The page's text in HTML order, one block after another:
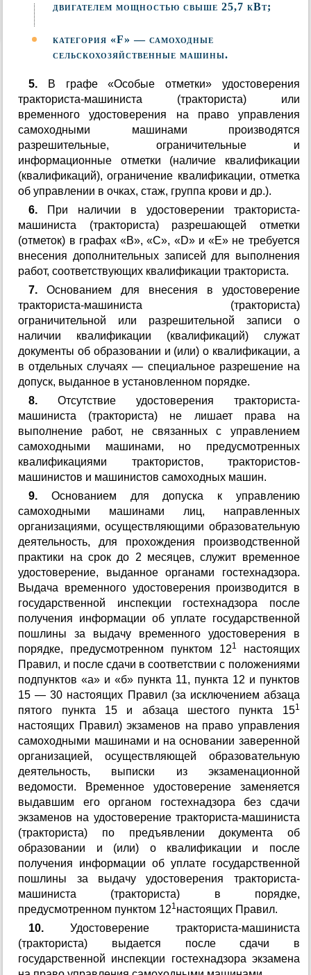
двигателем мощностью свыше 25,7 кВт;
категория «F» — самоходные
сельскохозяйственные машины.
5. В графе «Особые отметки» удостоверения
тракториста-машиниста (тракториста) или
временного удостоверения на право управления
самоходными машинами производятся
разрешительные, ограничительные и
информационные отметки (наличие квалификации
(квалификаций), ограничение квалификации, отметка
об управлении в очках, стаж, группа крови и др.).
6. При наличии в удостоверении тракториста-
машиниста (тракториста) разрешающей отметки
(отметок) в графах «В», «С», «D» и «Е» не требуется
внесения дополнительных записей для выполнения
работ, соответствующих квалификации тракториста.
7. Основанием для внесения в удостоверение
тракториста-машиниста (тракториста)
ограничительной или разрешительной записи о
наличии квалификации (квалификаций) служат
документы об образовании и (или) о квалификации, а
в отдельных случаях — специальное разрешение на
допуск, выданное в установленном порядке.
8. Отсутствие удостоверения тракториста-
машиниста (тракториста) не лишает права на
выполнение работ, не связанных с управлением
самоходными машинами, но предусмотренных
квалификациями трактористов, трактористов-
машинистов и машинистов самоходных машин.
9. Основанием для допуска к управлению
самоходными машинами лиц, направленных
организациями, осуществляющими образовательную
деятельность, для прохождения производственной
практики на срок до 2 месяцев, служит временное
удостоверение, выданное органами гостехнадзора.
Выдача временного удостоверения производится в
государственной инспекции гостехнадзора после
получения информации об уплате государственной
пошлины за выдачу временного удостоверения в
порядке, предусмотренном пунктом 121
настоящих
Правил, и после сдачи в соответствии с положениями
подпунктов «а» и «б» пункта 11, пункта 12 и пунктов
15 — 30 настоящих Правил (за исключением абзаца
пятого пункта 15 и абзаца шестого пункта 151
настоящих Правил) экзаменов на право управления
самоходными машинами и на основании заверенной
организацией, осуществляющей образовательную
деятельность, выписки из экзаменационной
ведомости. Временное удостоверение заменяется
выдавшим его органом гостехнадзора без сдачи
экзаменов на удостоверение тракториста-машиниста
(тракториста) по предъявлении документа об
образовании и (или) о квалификации и после
получения информации об уплате государственной
пошлины за выдачу удостоверения тракториста-
машиниста (тракториста) в порядке,
предусмотренном пунктом 121настоящих Правил.
10. Удостоверение тракториста-машиниста
(тракториста) выдается после сдачи в
государственной инспекции гостехнадзора экзамена